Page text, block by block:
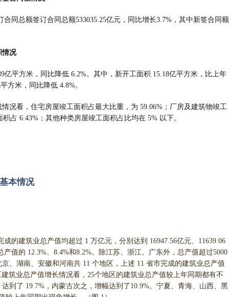
同总额签订合同总额533035.25亿元，同比增长3.7%，其中新签合同额
情况
亿平方米，同比降低 6.2%。其中，新开工面积 15.18亿平方米，比上年
方米，同比降低 4.8%。
况看，住宅房屋竣工面积占最大比重，为 59.06%；厂房及建筑物竣工
占 6.43%；其他种类房屋竣工面积占比均在 5% 以下。
本情况
的建筑业总产值均超过 1 万亿元，分别达到 16947.56亿元、11639.06
值的 12.3%、8.4%和8.2%。除江苏、浙江、广东外，总产值超过5000
、湖南、安徽和河南共 11 个地区，上述 11 省市完成的建筑业总产值
筑业总产值增长情况看，25个地区的建筑业总产值较上年同期都有不
到了 19.7%，内蒙古次之，增幅达到了10.9%。宁夏、青海、山西、黑